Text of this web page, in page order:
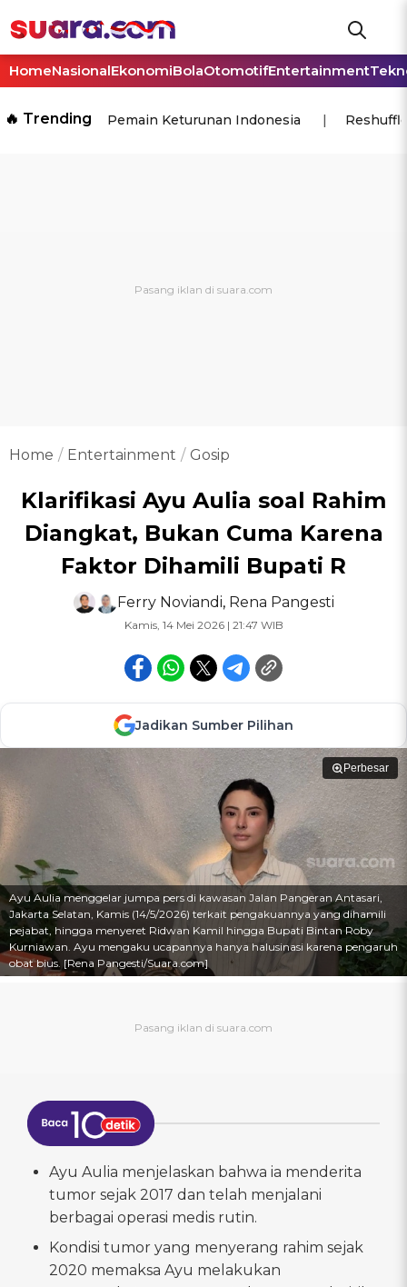
HomeNasionalEkonomiBolaOtomotifEntertainment
🔥 Trending Pemain Keturunan Indonesia
Home Entertainment Gosip
Klarifikasi Ayu Aulia soal Rahim
Diangkat, Bukan Cuma Karena
Faktor Dihamili Bupati R
Ferry Noviandi, Rena Pangesti
Kamis, 14 Mei 2026 | 21:47 WIB
Jadikan Sumber Pilihan
Perbesar
Ayu Aulia menggelar jumpa pers di kawasan Jalan Pangeran Antasari,
Jakarta Selatan, Kamis (14/5/2026) terkait pengakuannya yang dihamili
pejabat, hingga menyeret Ridwan Kamil hingga Bupati Bintan Roby
Kurniawan. Ayu mengaku ucapannya hanya halusinasi karena pengaruh
obat bius. [Rena Pangesti/Suara.com]
Ayu Aulia menjelaskan bahwa ia menderita
tumor sejak 2017 dan telah menjalani
berbagai operasi medis rutin.
Kondisi tumor yang menyerang rahim sejak
2020 memaksa Ayu melakukan